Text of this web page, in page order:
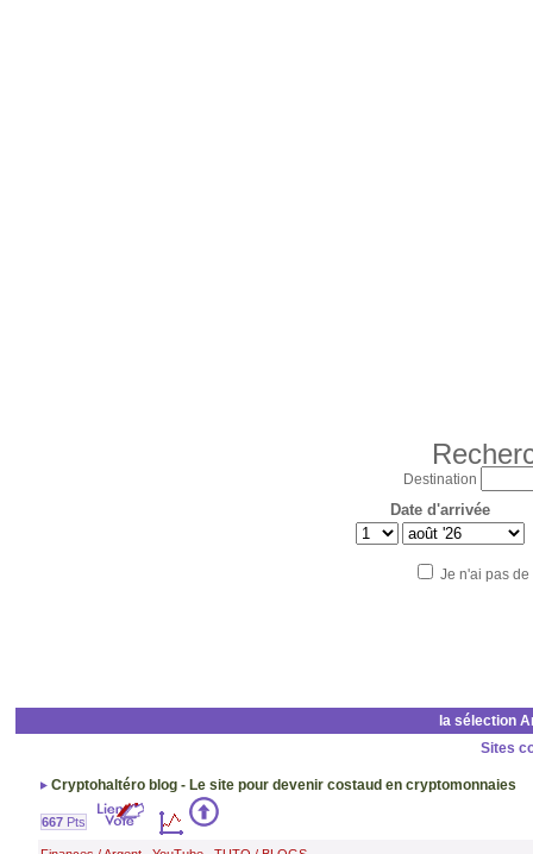
Destination
Date d'arrivée
Je n'ai pas
la sélection
Sites
Cryptohaltéro blog - Le site pour devenir costaud en cryptomonnaies
667Pts